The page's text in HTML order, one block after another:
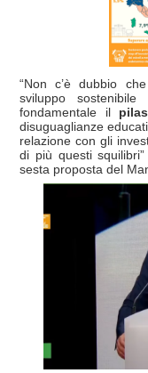
“Non c’è dubbio
sviluppo
fondamentale il
disuguaglianze
relazione con gli
di più questi
sesta proposta del